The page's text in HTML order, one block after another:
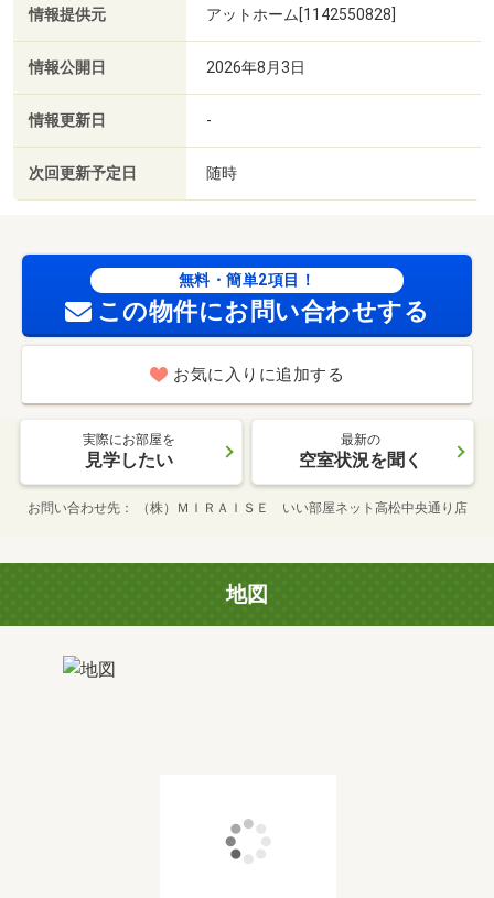
情報提供元 アットホーム[1142550828]
情報公開日 2026年8月3日
情報更新日 -
次回更新予定日 随時
無料・簡単2項目！
この物件にお問い合わせする
お気に入りに追加する
実際にお部屋を
見学したい
最新の
空室状況を聞く
お問い合わせ先 （株）ＭＩＲＡＩＳＥ いい部屋ネット高松中央通り店
地図